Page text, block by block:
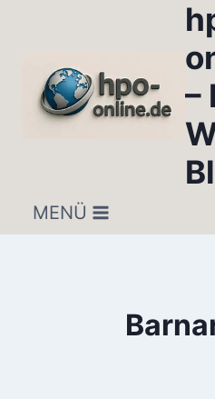
–
MENÜ